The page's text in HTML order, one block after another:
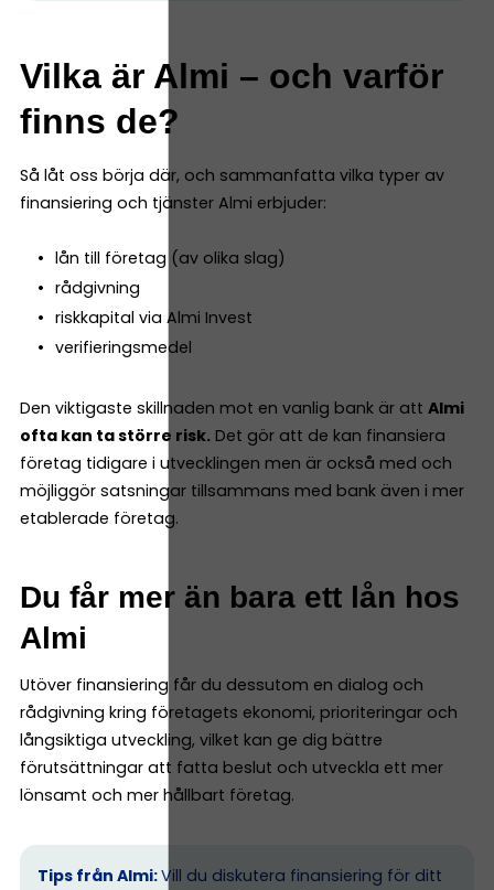
Vilka är Almi – och varför
finns de?
Så låt oss börja där, och sammanfatta vilka typer av
finansiering och tjänster Almi erbjuder:
lån till företag (av olika slag)
rådgivning
riskkapital via Almi Invest
verifieringsmedel
Den viktigaste skillnaden mot en vanlig bank är att Almi
ofta kan ta större risk. Det gör att de kan finansiera
företag tidigare i utvecklingen men är också med och
möjliggör satsningar tillsammans med bank även i mer
etablerade företag.
Du får mer än bara ett lån hos
Almi
Utöver finansiering får du dessutom en dialog och
rådgivning kring företagets ekonomi, prioriteringar och
långsiktiga utveckling, vilket kan ge dig bättre
förutsättningar att fatta beslut och utveckla ett mer
lönsamt och mer hållbart företag.
Tips från Almi:Vill du diskutera finansiering för ditt